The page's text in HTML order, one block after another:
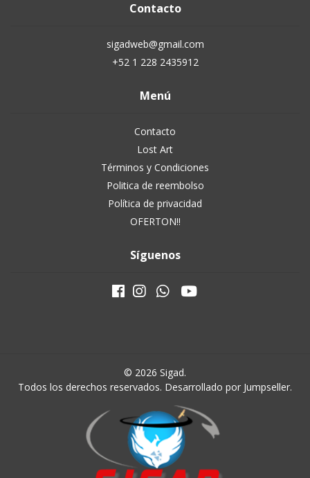
Contacto
sigadweb@gmail.com
+52 1 228 2435912
Menú
Contacto
Lost Art
Términos y Condiciones
Politica de reembolso
Política de privacidad
OFERTON!!
Síguenos
© 2026 Sigad.
Todos los derechos reservados. Desarrollado por Jumpseller.